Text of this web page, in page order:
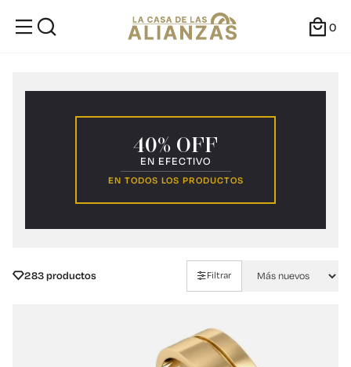
0
40% OFF
EN EFECTIVO
EN TODOS LOS PRODUCTOS
283 productos Filtrar